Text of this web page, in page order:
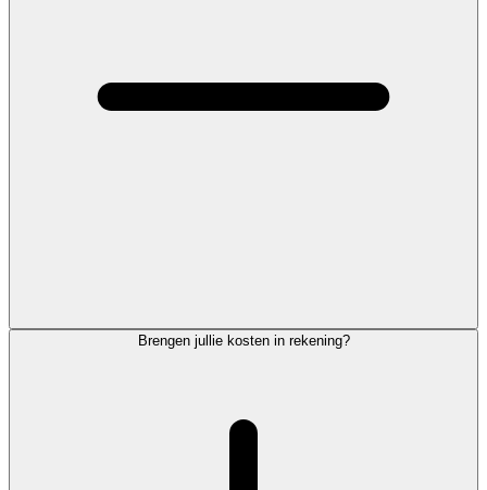
Brengen jullie kosten in rekening?